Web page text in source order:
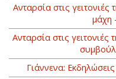
Aνταρσία στις
μάχη -
Aνταρσία στις γειτονιές
Γιάννενα: